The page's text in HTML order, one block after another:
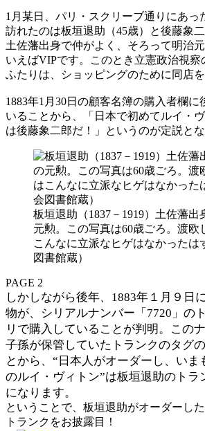
1月某日、パリ・スクリーブ通りにあっ
訪れたのは板垣退助（45歳）と後藤象
土佐藩出身で仲がよく、そろって明治
いえばVIPです。このとき立憲政治視察
ふたりは、ショッピングのために同店を
1883年1月30日の顧客名簿の購入者欄に
いることから、「日本で初めてルイ・
は後藤象二郎だ！」というのが定説とな
板垣退助（1837－1919）土佐藩出
元勲。この写真は60歳ごろ。渡欧
こんなに立派なヒゲはなかったは
図書館蔵）
PAGE 2
しかしながら後年、1883年１月９日
物が、シリアルナンバー「7720」の
リで購入していることが判明。この
子孫が保管していたトランクのタグ
とから、“日本人がオーダーし、いま
のルイ・ヴィトン”は板垣退助のトラ
になります。
ということで、板垣退助がオーダーし
トランクをお披露目！